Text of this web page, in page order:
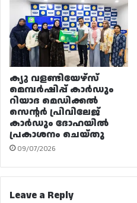
ക്യു വളണ്ടിയേഴ്‌സ്
മെമ്പർഷിപ്പ് കാർഡും
റിയാദ മെഡിക്കൽ
സെന്റർ പ്രിവിലേജ്
കാർഡും ദോഹയിൽ
പ്രകാശനം ചെയ്തു
09/07/2026
Leave a Reply